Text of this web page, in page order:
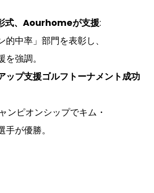
式、Aourhomeが支援:
的中率」部門を表彰し、
を強調。
ップ支援ゴルフトーナメント成功
ンピオンシップでキム・
手が優勝。